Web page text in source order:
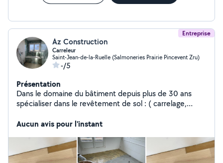
Entreprise
Az Construction
Carreleur
Saint-Jean-de-la-Ruelle (Salmoneries Prairie Pincevent Zru)
-/5
Présentation
Dans le domaine du bâtiment depuis plus de 30 ans
spécialiser dans le revêtement de sol : ( carrelage,
luz, chape mortier , chape liquide ect). je vous invite
Aucun avis pour l'instant